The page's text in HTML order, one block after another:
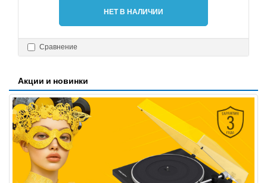
НЕТ В НАЛИЧИИ
Сравнение
Акции и новинки